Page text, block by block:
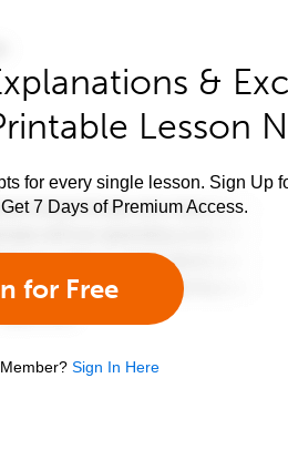
&
Lesson
for every single lesson. Sign Up
7 Days of Premium Access.
for Free
Sign In Here